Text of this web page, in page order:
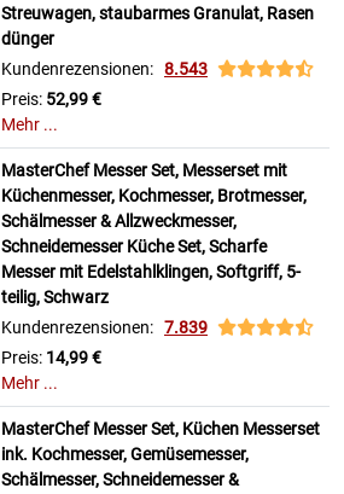
Streuwagen, staubarmes Granulat, Rasen
dünger
Kundenrezensionen: 8.543
Preis: 52,99 €
Mehr ...
MasterChef Messer Set, Messerset mit
Küchenmesser, Kochmesser, Brotmesser,
Schälmesser & Allzweckmesser,
Schneidemesser Küche Set, Scharfe
Messer mit Edelstahlklingen, Softgriff, 5-
teilig, Schwarz
Kundenrezensionen: 7.839
Preis: 14,99 €
Mehr ...
MasterChef Messer Set, Küchen Messerset
ink. Kochmesser, Gemüsemesser,
Schälmesser, Schneidemesser &